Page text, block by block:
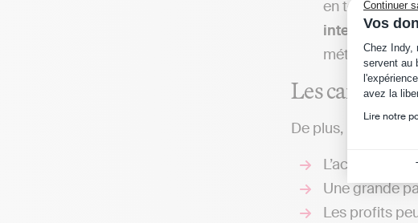
Continuer
Vos
Chez Indy,
servent au
avez la
Lire notre
en toute
métiers
Les
De plus, les
L’activité est
Une grande
Les profits